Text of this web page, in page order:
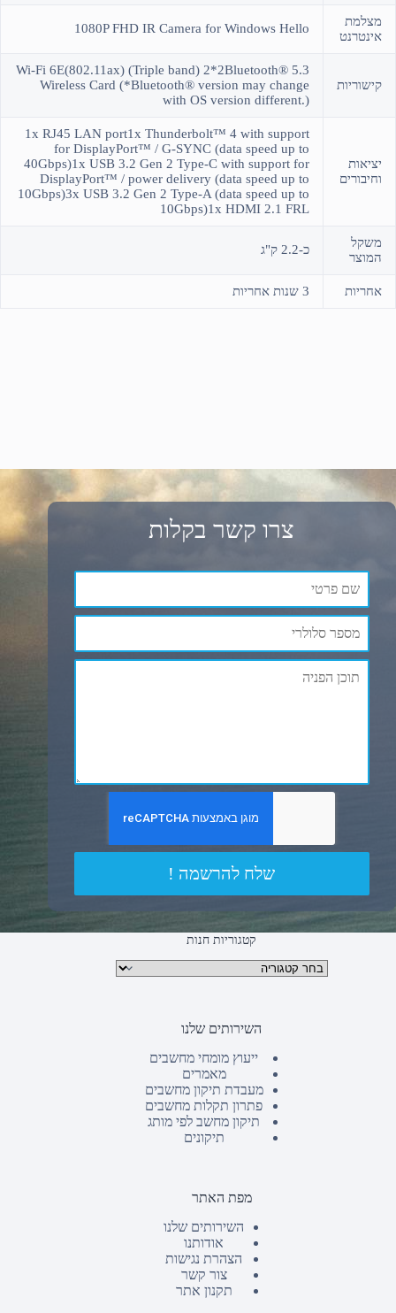
מצלמת
אינטרנט
1080P FHD IR Camera for Windows Hello
קישוריות
Wi-Fi 6E(802.11ax) (Triple band) 2*2Bluetooth® 5.3
Wireless Card (*Bluetooth® version may change
with OS version different.)
יציאות
וחיבורים
1x RJ45 LAN port1x Thunderbolt™ 4 with support
for DisplayPort™ / G-SYNC (data speed up to
40Gbps)1x USB 3.2 Gen 2 Type-C with support for
DisplayPort™ / power delivery (data speed up to
10Gbps)3x USB 3.2 Gen 2 Type-A (data speed up to
10Gbps)1x HDMI 2.1 FRL
משקל
המוצר
כ-2.2 ק"ג
אחריות 3 שנות אחריות
צרו קשר בקלות
שלח להרשמה !
קטגוריות חנות
קטגוריות מוצרים
השירותים שלנו
ייעוץ מומחי מחשבים
מאמרים
מעבדת תיקון מחשבים
פתרון תקלות מחשבים
תיקון מחשב לפי מותג
תיקונים
מפת האתר
השירותים שלנו
אודותנו
הצהרת נגישות
צור קשר
תקנון אתר